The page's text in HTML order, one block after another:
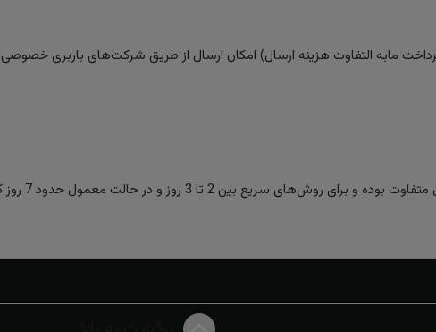
مابه التفاوت هزینه ارسال) امکان ارسال از طریق شرکت‌های باربری خصوصی ،
سریع بین 2 تا 3 روز و در حالت معمول حدود 7 روز کاری است.